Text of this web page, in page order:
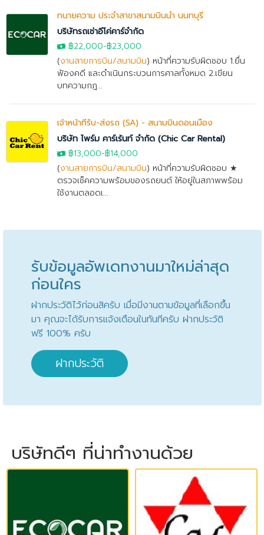
ทนายความ ประจำสาขาสนามบินน้ำ นนทบุรี
บริษัทรถเช่าอีโค่คาร์จำกัด
฿22,000-฿23,000
(งานสายการบิน/สนามบิน) หน้าที่ความรับผิดชอบ 1.ยื่น
ฟ้องคดี และดำเนินกระบวนการศาลทั้งหมด 2.เขียน
บทความกฎ...
เจ้าหน้าที่รับ-ส่งรถ (SA) - สนามบินดอนเมือง
บริษัท ไพร์ม คาร์เร้นท์ จำกัด (Chic Car Rental)
฿13,000-฿14,000
(งานสายการบิน/สนามบิน) หน้าที่ความรับผิดชอบ ★
ตรวจเช็คความพร้อมของรถยนต์ ให้อยู่ในสภาพพร้อม
ใช้งานตลอดเ...
รับข้อมูลอัพเดทงานมาใหม่ล่าสุด
ก่อนใคร
ฝากประวัติไว้ก่อนสิครับ เมื่อมีงานตามข้อมูลที่เลือกขึ้น
มา คุณจะได้รับการแจ้งเตือนในทันทีครับ ฝากประวัติ
ฟรี 100% ครับ
ฝากประวัติ
บริษัทดีๆ ที่น่าทำงานด้วย